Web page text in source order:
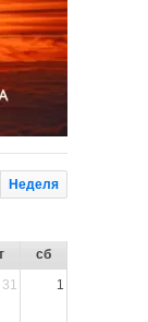
Неделя
сб
31 1